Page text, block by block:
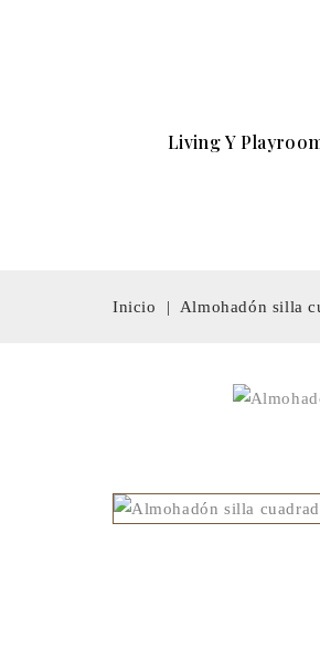
Living Y
Inicio Almohadón silla